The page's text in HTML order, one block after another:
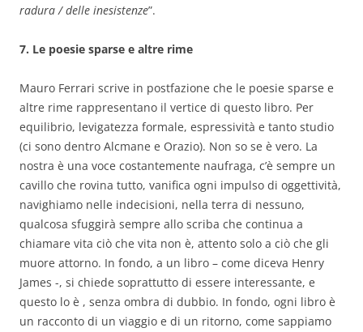
radura / delle inesistenze”.
7. Le poesie sparse e altre rime
Mauro Ferrari scrive in postfazione che le poesie sparse e
altre rime rappresentano il vertice di questo libro. Per
equilibrio, levigatezza formale, espressività e tanto studio
(ci sono dentro Alcmane e Orazio). Non so se è vero. La
nostra è una voce costantemente naufraga, c’è sempre un
cavillo che rovina tutto, vanifica ogni impulso di oggettività,
navighiamo nelle indecisioni, nella terra di nessuno,
qualcosa sfuggirà sempre allo scriba che continua a
chiamare vita ciò che vita non è, attento solo a ciò che gli
muore attorno. In fondo, a un libro – come diceva Henry
James -, si chiede soprattutto di essere interessante, e
questo lo è , senza ombra di dubbio. In fondo, ogni libro è
un racconto di un viaggio e di un ritorno, come sappiamo